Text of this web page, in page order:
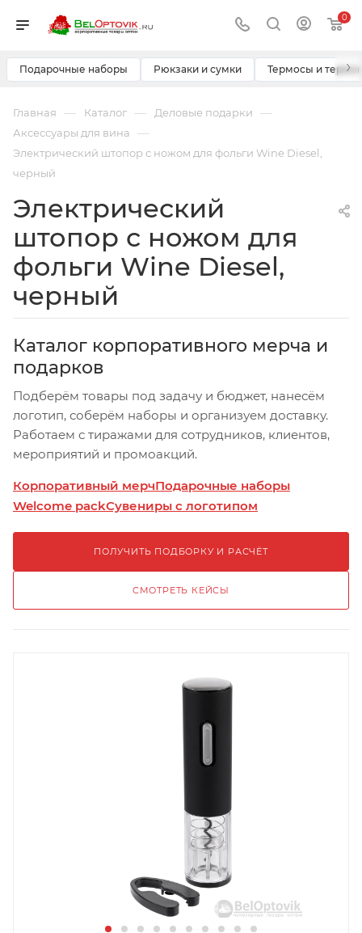
0
Подарочные наборы Рюкзаки и сумки Термосы и ›
Главная — Каталог — Деловые подарки —
Аксессуары для вина —
Электрический штопор с ножом для фольги Wine Diesel,
черный
Электрический
штопор с ножом для
фольги Wine Diesel,
черный
Каталог корпоративного мерча и
подарков
Подберём товары под задачу и бюджет, нанесём
логотип, соберём наборы и организуем доставку.
Работаем с тиражами для сотрудников, клиентов,
мероприятий и промоакций.
Корпоративный мерчПодарочные наборы
Welcome packСувениры с логотипом
ПОЛУЧИТЬ ПОДБОРКУ И РАСЧЁТ
СМОТРЕТЬ КЕЙСЫ